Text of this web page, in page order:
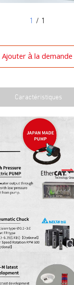
1 / 1
Ajouter à la demande
Caractéristiques